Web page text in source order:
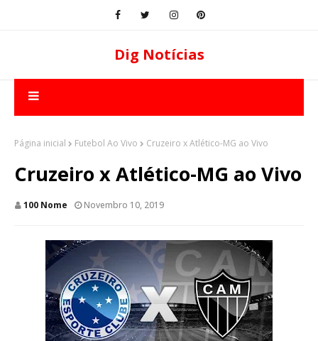
Dig Notícias
Página inicial Futebol Ao Vivo Cruzeiro x Atlético-MG ao Vivo
Cruzeiro x Atlético-MG ao Vivo
100 Nome Novembro 10, 2019